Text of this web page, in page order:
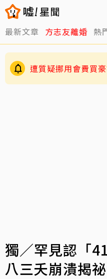
最新文章 方志友離婚 熱
伊能靜認了「逼」
暖心
獨／罕見認「
八三夭崩潰揭